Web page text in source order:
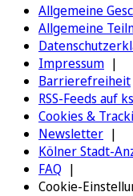
Allgemeine
Allgemeine
Impressum
Barrierefreiheit
RSS-Feeds auf
Cookies &
Newsletter
Kölner Stadt-
FAQ
Cookie-